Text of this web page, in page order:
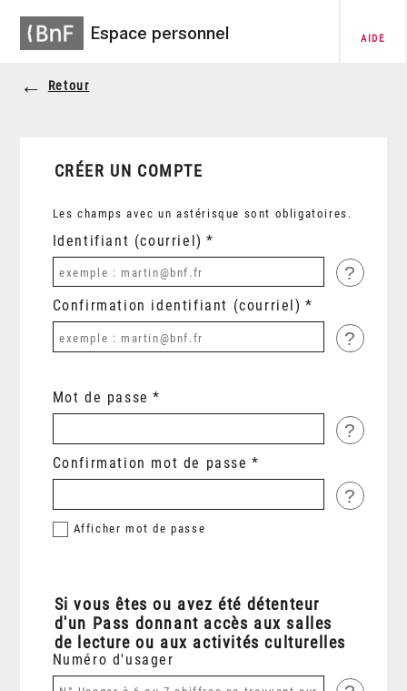
Espace personnel AIDE
Retour
CRÉER UN COMPTE
Les champs avec un astérisque sont obligatoires.
Identifiant (courriel)
?
Confirmation identifiant (courriel)
?
Mot de passe
?
Confirmation mot de passe
?
Afficher mot de passe
Si vous êtes ou avez été détenteur
d'un Pass donnant accès aux salles
de lecture ou aux activités culturelles
Numéro d'usager